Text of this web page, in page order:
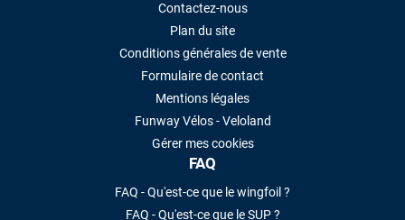
Contactez-nous
Plan du site
Conditions générales de vente
Formulaire de contact
Mentions légales
Funway Vélos - Veloland
Gérer mes cookies
FAQ
FAQ - Qu'est-ce que le wingfoil ?
FAQ - Qu'est-ce que le SUP ?